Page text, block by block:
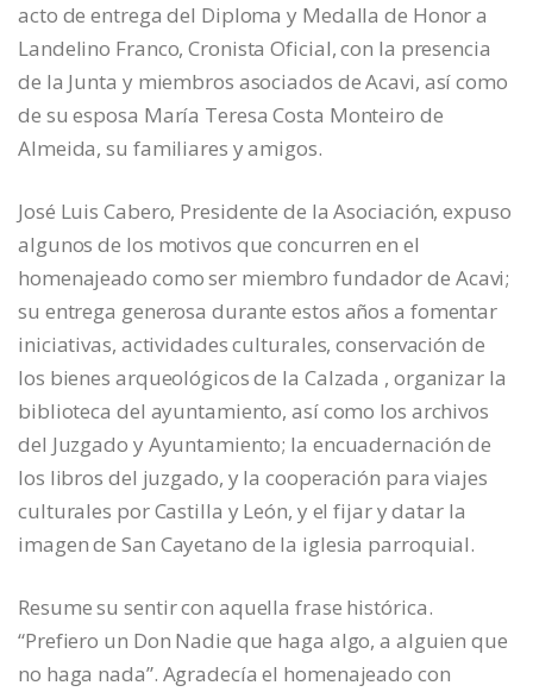
acto de entrega del Diploma y Medalla de Honor a
Landelino Franco, Cronista Oficial, con la presencia
de la Junta y miembros asociados de Acavi, así como
de su esposa María Teresa Costa Monteiro de
Almeida, su familiares y amigos.
José Luis Cabero, Presidente de la Asociación, expuso
algunos de los motivos que concurren en el
homenajeado como ser miembro fundador de Acavi;
su entrega generosa durante estos años a fomentar
iniciativas, actividades culturales, conservación de
los bienes arqueológicos de la Calzada , organizar la
biblioteca del ayuntamiento, así como los archivos
del Juzgado y Ayuntamiento; la encuadernación de
los libros del juzgado, y la cooperación para viajes
culturales por Castilla y León, y el fijar y datar la
imagen de San Cayetano de la iglesia parroquial.
Resume su sentir con aquella frase histórica.
“Prefiero un Don Nadie que haga algo, a alguien que
no haga nada”. Agradecía el homenajeado con